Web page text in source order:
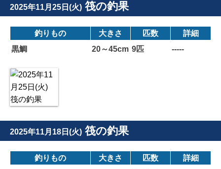
2025年11月25日(火) 筏の釣果
釣りもの 大きさ 匹数
詳細
黒鯛
20～45cm 9匹 -----
2025年11月18日(火) 筏の釣果
釣りもの 大きさ 匹数 詳細